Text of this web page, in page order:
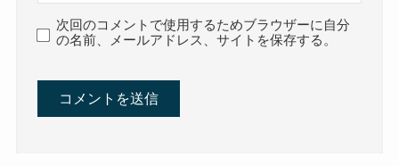
次回のコメントで使用するためブラウザーに自分
の名前、メールアドレス、サイトを保存する。